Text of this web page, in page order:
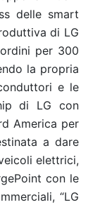
delle smart
di LG
per 300
la propria
e le
di LG con
America per
a dare
elettrici,
con le
“LG